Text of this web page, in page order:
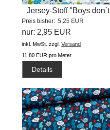
Jersey-Stoff "Boys don`t
lie...
Preis bisher: 5,25 EUR
nur: 2,95 EUR
inkl. MwSt. zzgl. Versand
11,80 EUR pro Meter
Details